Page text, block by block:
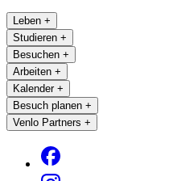
Leben +
Studieren +
Besuchen +
Arbeiten +
Kalender +
Besuch planen +
Venlo Partners +